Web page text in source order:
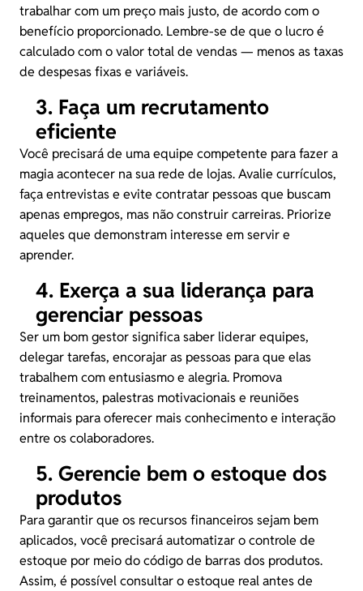
trabalhar com um preço mais justo, de acordo com o
benefício proporcionado. Lembre-se de que o lucro é
calculado com o valor total de vendas — menos as taxas
de despesas fixas e variáveis.
3. Faça um recrutamento
eficiente
Você precisará de uma equipe competente para fazer a
magia acontecer na sua rede de lojas. Avalie currículos,
faça entrevistas e evite contratar pessoas que buscam
apenas empregos, mas não construir carreiras. Priorize
aqueles que demonstram interesse em servir e
aprender.
4. Exerça a sua liderança para
gerenciar pessoas
Ser um bom gestor significa saber liderar equipes,
delegar tarefas, encorajar as pessoas para que elas
trabalhem com entusiasmo e alegria. Promova
treinamentos, palestras motivacionais e reuniões
informais para oferecer mais conhecimento e interação
entre os colaboradores.
5. Gerencie bem o estoque dos
produtos
Para garantir que os recursos financeiros sejam bem
aplicados, você precisará automatizar o controle de
estoque por meio do código de barras dos produtos.
Assim, é possível consultar o estoque real antes de